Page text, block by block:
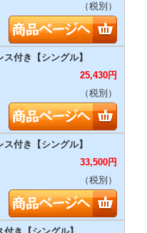
（税別）
25,430円
（税別）
33,500円
（税別）